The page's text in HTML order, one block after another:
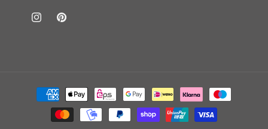
InstagramPinterest
Zahlungsmethoden